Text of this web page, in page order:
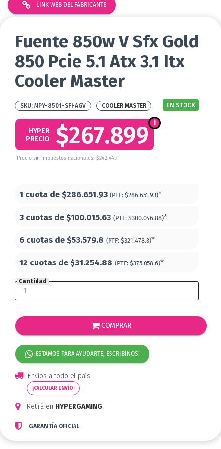
LINK WEB DEL FABRICANTE
Fuente 850w V Sfx Gold
850 Pcie 5.1 Atx 3.1 Itx
Cooler Master
MPY-8501-SFHAGV EN STOCK
COOLER MASTER
$267.899
HYPER
PRECIO
Precio sin impuestos nacionales: $242.443
1 cuota de$286.651.93 (PTF: $286.651.93)*
3 cuotas de$100.015.63 (PTF: $300.046.88)*
6 cuotas de$53.579.8 (PTF: $321.478.8)*
12 cuotas de$31.254.88 (PTF: $375.058.6)*
Cantidad
COMPRAR
¡ESTAMOS PARA AYUDARTE, ESCRIBÍNOS!
Envíos a todo el país
¡CALCULAR ENVÍO!
Retirá en HYPERGAMING.
GARANTÍA OFICIAL